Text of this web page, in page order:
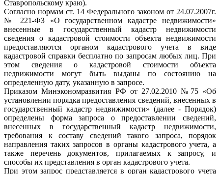
Ставропольскому краю).
Согласно нормам ст. 14 Федерального законом от 24.07.2007г.
№ 221-ФЗ «О государственном кадастре недвижимости»
внесенные в государственный кадастр недвижимости
сведения о кадастровой стоимости объекта недвижимости
предоставляются органом кадастрового учета в виде
кадастровой справки бесплатно по запросам любых лиц. При
этом сведения о кадастровой стоимости объекта
недвижимости могут быть выданы по состоянию на
определенную дату, указанную в запросе.
Приказом Минэкономразвития РФ от 27.02.2010 №75 «Об
установлении порядка предоставления сведений, внесенных в
государственный кадастр недвижимости» (далее - Порядок)
определены форма запроса о предоставлении сведений,
внесенных в государственный кадастр недвижимости,
требования к составу сведений такого запроса, порядок
направления таких запросов в органы кадастрового учета, а
также перечень документов, прилагаемых к запросу, и
способы их представления в орган кадастрового учета.
При этом запрос представляется в орган кадастрового учета